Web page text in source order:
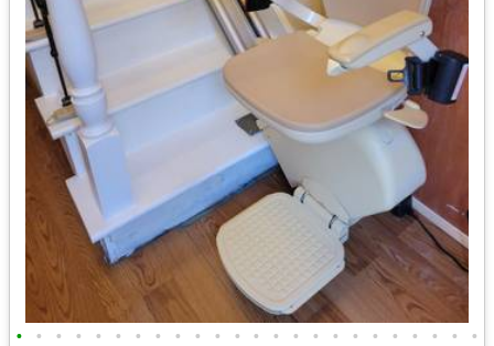
• • • • • • • • • • • • • • • • • • • • • • • •